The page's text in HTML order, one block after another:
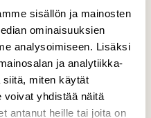
sisällön ja mainosten
ominaisuuksien
analysoimiseen. Lisäksi
ja analytiikka-
siitä, miten käytät
voivat yhdistää näitä
antanut heille tai joita on